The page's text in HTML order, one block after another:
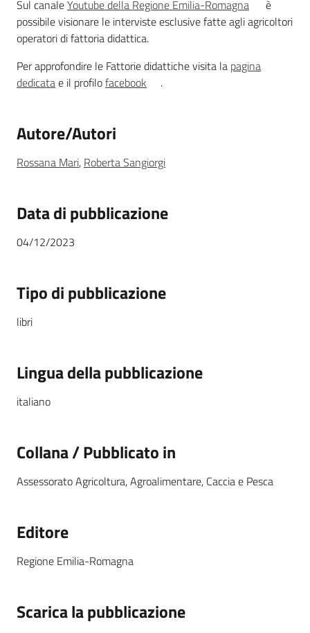
Sul canaleYoutube della Regione Emilia-Romagna
è
possibile visionare le interviste esclusive fatte agli agricoltori
operatori di fattoria didattica.
Per approfondire le Fattorie didattiche visita la pagina
dedicatae il profilofacebook .
Autore/Autori
Rossana Mari, Roberta Sangiorgi
Data di pubblicazione
04/12/2023
Tipo di pubblicazione
libri
Lingua della pubblicazione
italiano
Collana / Pubblicato in
Assessorato Agricoltura, Agroalimentare, Caccia e Pesca
Editore
Regione Emilia-Romagna
Scarica la pubblicazione